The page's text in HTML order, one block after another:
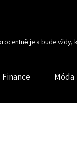
je a bude vždy,
Finance Móda